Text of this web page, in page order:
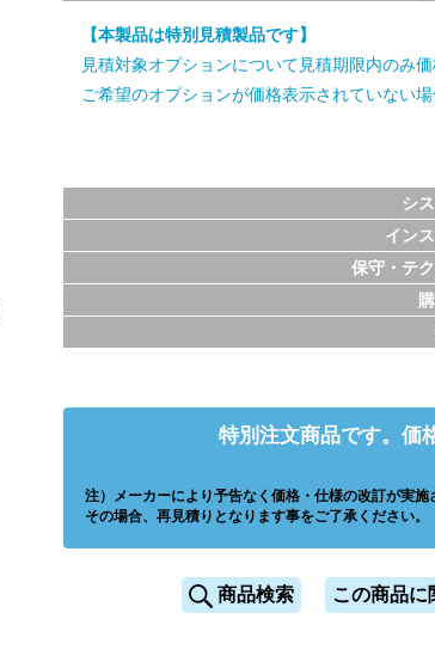
【本製品は特別見積製品です】
見積対象オプションについて見積期限内のみ価
ご希望のオプションが価格表示されていない場
シ
イン
保守・テ
特別注文商品です。価
注）メーカーにより予告なく価格・仕様の改訂が実施
その場合、再見積りとなります事をご了承ください。
商品検索 この商品に